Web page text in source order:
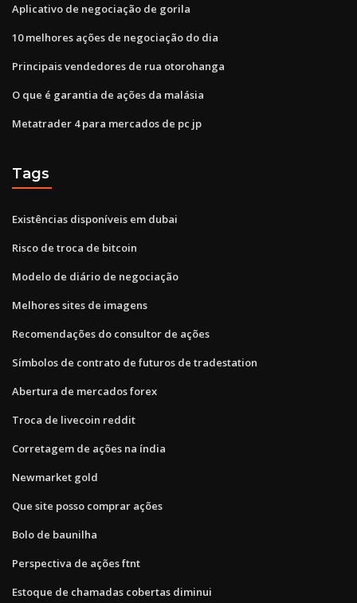
Aplicativo de negociação de gorila
10 melhores ações de negociação do dia
Principais vendedores de rua otorohanga
O que é garantia de ações da malásia
Metatrader 4 para mercados de pc jp
Tags
Existências disponíveis em dubai
Risco de troca de bitcoin
Modelo de diário de negociação
Melhores sites de imagens
Recomendações do consultor de ações
Símbolos de contrato de futuros de tradestation
Abertura de mercados forex
Troca de livecoin reddit
Corretagem de ações na índia
Newmarket gold
Que site posso comprar ações
Bolo de baunilha
Perspectiva de ações ftnt
Estoque de chamadas cobertas diminui